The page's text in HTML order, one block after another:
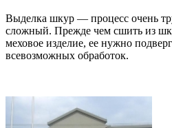
Выделка шкур — процесс очень
сложный. Прежде чем сшить из
меховое изделие, ее нужно
всевозможных обработок.